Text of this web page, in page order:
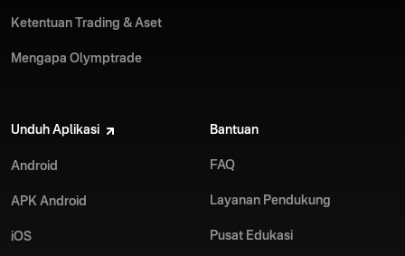
Ketentuan Trading & Aset
Mengapa Olymptrade
Unduh Aplikasi
Android
APK Android
iOS
Bantuan
FAQ
Layanan Pendukung
Pusat Edukasi